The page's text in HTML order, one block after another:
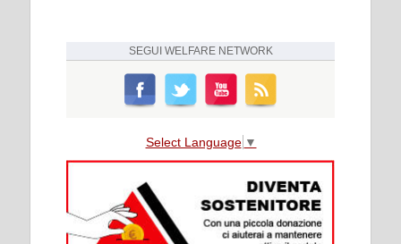
SEGUI WELFARE NETWORK
Select Language ▼